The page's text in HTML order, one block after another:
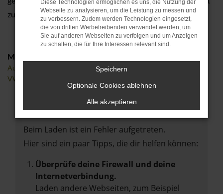
zu Ihnen nach Fürth.
Marken
Audi
VW
Fehler: Network Error
Beim Laden ist ein Fehler aufgetreten.
Hier sind ein paar Tipps, die dir helfen können:
Überprüfe deine Firewall und deine
Internetverbindung.
Laden andere Webseiten, zum Beispiel
Diese Technologien ermöglichen es uns, die Nutzung der
Webseite zu analysieren, um die Leistung zu messen und
zu verbessern. Zudem werden Technologien eingesetzt,
die von dritten Werbetreibenden verwendet werden, um
Sie auf anderen Webseiten zu verfolgen und um Anzeigen
zu schalten, die für Ihre Interessen relevant sind.
Speichern
Optionale Cookies ablehnen
Alle akzeptieren